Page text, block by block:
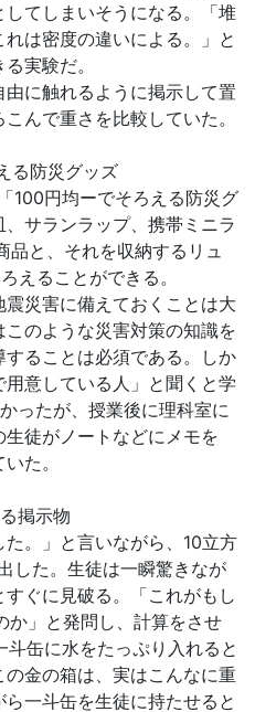
てしまいそうになる。「堆
は密度の違いによる。」と
実験だ。
に触れるように掲示して置
んで重さを比較していた。
る防災グッズ
100円均ーでそろえる防災グ
サランラップ、携帯ミニラ
品と、それを収納するリュ
えることができる。
災害に備えておくことは大
のような災害対策の知識を
ることは必須である。しか
意している人」と聞くと学
ったが、授業後に理科室に
徒がノートなどにメモを
た。
掲示物
。」と言いながら、10立方
した。生徒は一瞬驚きなが
ぐに見破る。「これがもし
か」と発問し、計算をさせ
缶に水をたっぷり入れると
金の箱は、実はこんなに重
一斗缶を生徒に持たせると